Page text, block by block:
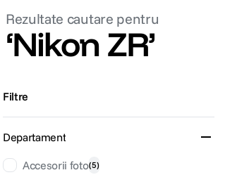
4.
card
Nikon ZR
Filtre
Departament
Accesorii foto(5)